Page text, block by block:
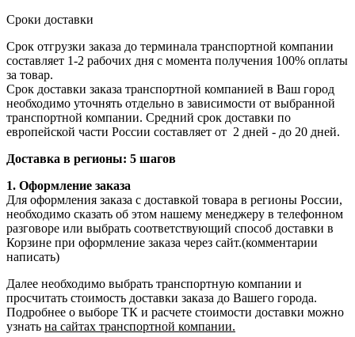
Сроки доставки
Срок отгрузки заказа до терминала транспортной компании
составляет 1-2 рабочих дня с момента получения 100% оплаты
за товар.
Срок доставки заказа транспортной компанией в Ваш город
необходимо уточнять отдельно в зависимости от выбранной
транспортной компании. Средний срок доставки по
европейской части России составляет от 2 дней - до 20 дней.
Доставка в регионы: 5 шагов
1. Оформление заказа
Для оформления заказа с доставкой товара в регионы России,
необходимо сказать об этом нашему менеджеру в телефонном
разговоре или выбрать соответствующий способ доставки в
Корзине при оформление заказа через сайт.(комментарии
написать)
Далее необходимо выбрать транспортную компании и
просчитать стоимость доставки заказа до Вашего города.
Подробнее о выборе ТК и расчете стоимости доставки можно
узнать на сайтах транспортной компании.